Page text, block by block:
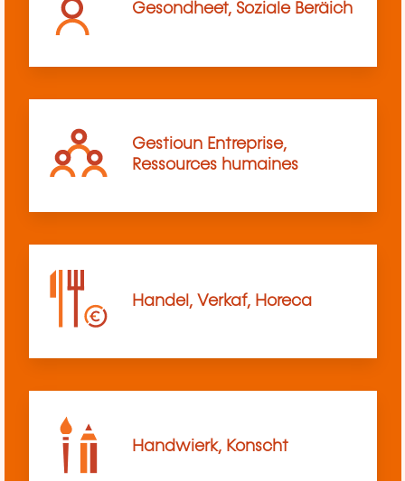
Gesondheet, Soziale Beräich
Gestioun Entreprise,
Ressources humaines
Handel, Verkaf, Horeca
Handwierk, Konscht